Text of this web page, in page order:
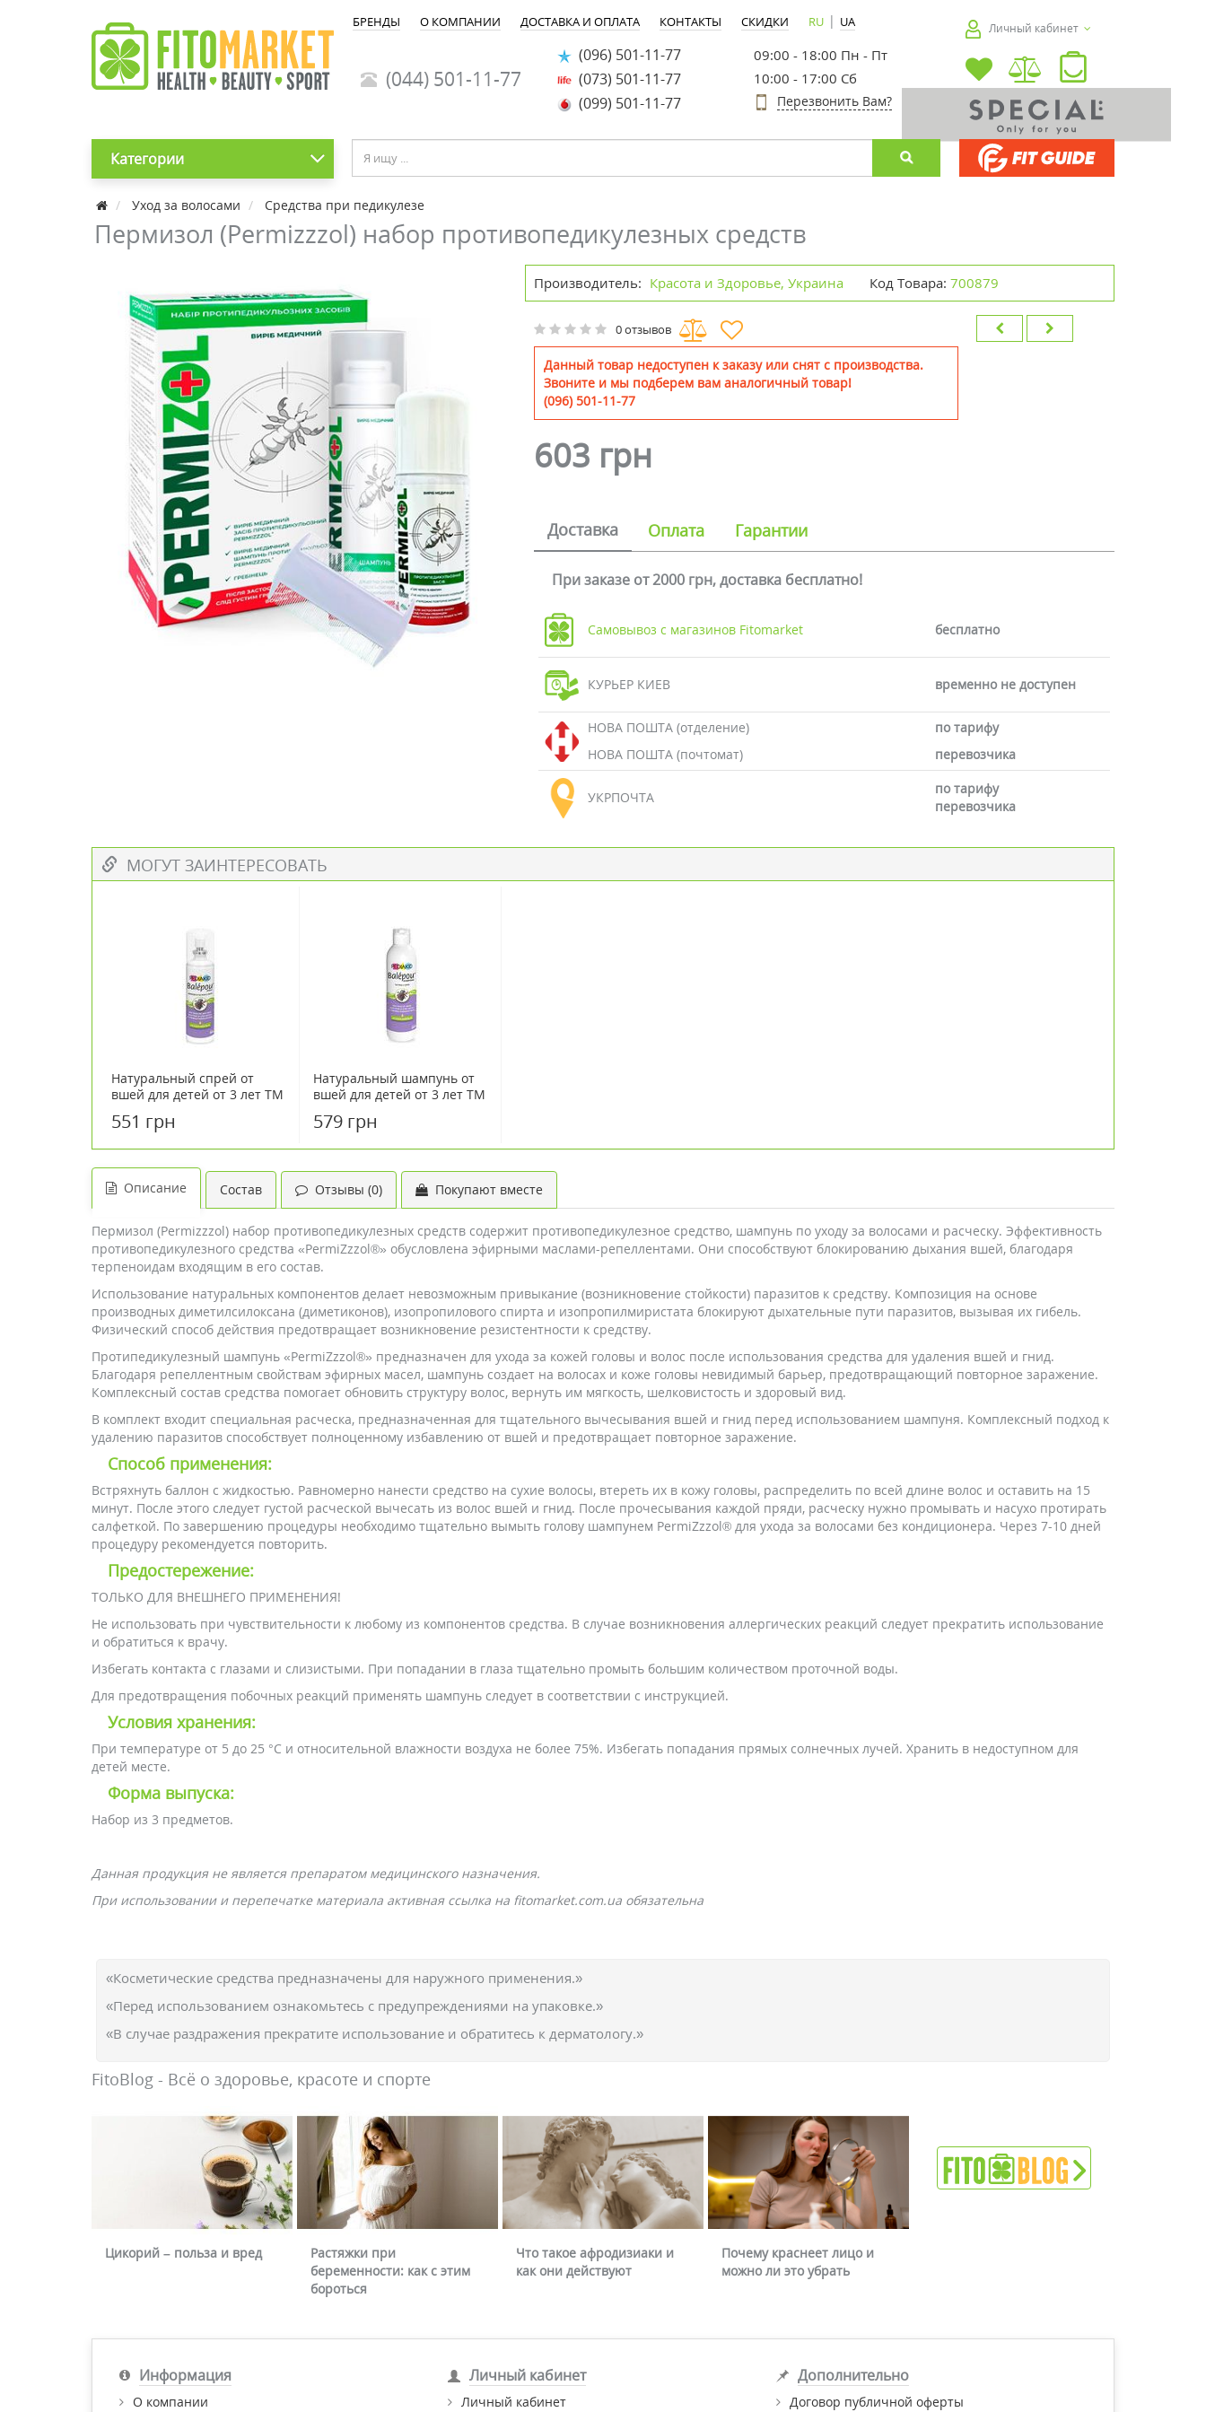
БРЕНДЫ О КОМПАНИИ ДОСТАВКА И ОПЛАТА КОНТАКТЫ СКИДКИ RU | UA
(044) 501-11-77
(096) 501-11-77
(073) 501-11-77
(099) 501-11-77
09:00 - 18:00 Пн - Пт
10:00 - 17:00 Сб
Перезвонить Вам?
Личный кабинет
Категории
Уход за волосами Средства при педикулезе
Пермизол (Permizzzol) набор противопедикулезных средств
Производитель: Красота и Здоровье, Украина Код Товара: 700879
0 отзывов
Данный товар недоступен к заказу или снят с производства.
Звоните и мы подберем вам аналогичный товар!
(096) 501-11-77
603 грн
Доставка Оплата Гарантии
При заказе от 2000 грн, доставка бесплатно!
Самовывоз с магазинов Fitomarket бесплатно
КУРЬЕР КИЕВ временно не доступен
НОВА ПОШТА (отделение)
по тарифу
НОВА ПОШТА (почтомат)
перевозчика
УКРПОЧТА
по тарифу
перевозчика
МОГУТ ЗАИНТЕРЕСОВАТЬ
Натуральный спрей от
вшей для детей от 3 лет ТМ
551 грн
Натуральный шампунь от
вшей для детей от 3 лет ТМ
579 грн
Описание Состав Отзывы (0) Покупают вместе
Пермизол (Permizzzol) набор противопедикулезных средств содержит противопедикулезное средство, шампунь по уходу за волосами и расческу. Эффективность
противопедикулезного средства «PermiZzzol®» обусловлена ​​эфирными маслами-репеллентами. Они способствуют блокированию дыхания вшей, благодаря
терпеноидам входящим в его состав.
Использование натуральных компонентов делает невозможным привыкание (возникновение стойкости) паразитов к средству. Композиция на основе
производных диметилсилоксана (диметиконов), изопропилового спирта и изопропилмиристата блокируют дыхательные пути паразитов, вызывая их гибель.
Физический способ действия предотвращает возникновение резистентности к средству.
Протипедикулезный шампунь «PermiZzzol®» предназначен для ухода за кожей головы и волос после использования средства для удаления вшей и гнид.
Благодаря репеллентным свойствам эфирных масел, шампунь создает на волосах и коже головы невидимый барьер, предотвращающий повторное заражение.
Комплексный состав средства помогает обновить структуру волос, вернуть им мягкость, шелковистость и здоровый вид.
В комплект входит специальная расческа, предназначенная для тщательного вычесывания вшей и гнид перед использованием шампуня. Комплексный подход к
удалению паразитов способствует полноценному избавлению от вшей и предотвращает повторное заражение.
Способ применения:
Встряхнуть баллон с жидкостью. Равномерно нанести средство на сухие волосы, втереть их в кожу головы, распределить по всей длине волос и оставить на 15
минут. После этого следует густой расческой вычесать из волос вшей и гнид. После прочесывания каждой пряди, расческу нужно промывать и насухо протирать
салфеткой. По завершению процедуры необходимо тщательно вымыть голову шампунем PermiZzzol® для ухода за волосами без кондиционера. Через 7-10 дней
процедуру рекомендуется повторить.
Предостережение:
ТОЛЬКО ДЛЯ ВНЕШНЕГО ПРИМЕНЕНИЯ!
Не использовать при чувствительности к любому из компонентов средства. В случае возникновения аллергических реакций следует прекратить использование
и обратиться к врачу.
Избегать контакта с глазами и слизистыми. При попадании в глаза тщательно промыть большим количеством проточной воды.
Для предотвращения побочных реакций применять шампунь следует в соответствии с инструкцией.
Условия хранения:
При температуре от 5 до 25 °С и относительной влажности воздуха не более 75%. Избегать попадания прямых солнечных лучей. Хранить в недоступном для
детей месте.
Форма выпуска:
Набор из 3 предметов.
Данная продукция не является препаратом медицинского назначения.
При использовании и перепечатке материала активная ссылка на fitomarket.com.ua обязательна
«Косметические средства предназначены для наружного применения.»
«Перед использованием ознакомьтесь с предупреждениями на упаковке.»
«В случае раздражения прекратите использование и обратитесь к дерматологу.»
FitoBlog - Всё о здоровье, красоте и спорте
Цикорий – польза и вред
Растяжки при
беременности: как с этим
бороться
Что такое афродизиаки и
как они действуют
Почему краснеет лицо и
можно ли это убрать
Информация
О компании
Личный кабинет
Личный кабинет
Дополнительно
Договор публичной оферты